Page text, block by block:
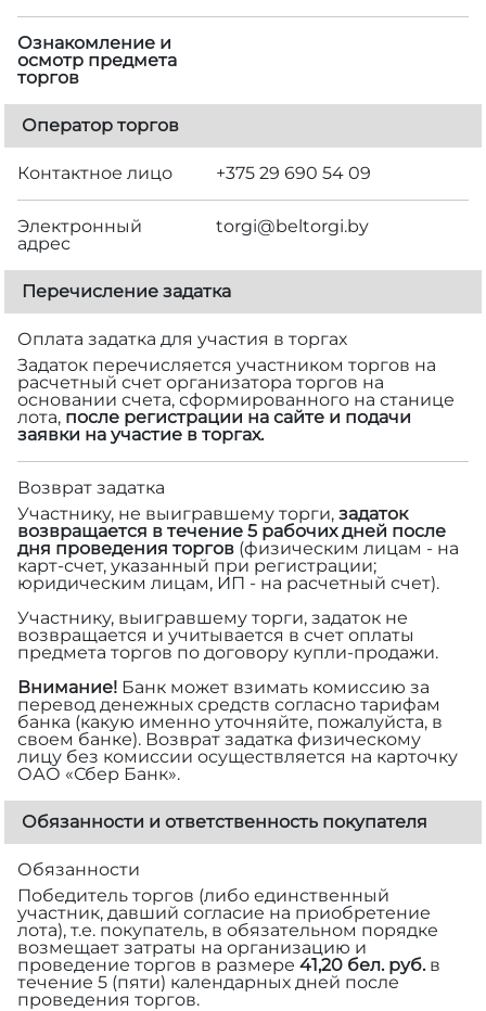
Ознакомление и
осмотр предмета
торгов
Оператор торгов
Контактное лицо +375 29 690 54 09
Электронный
адрес
torgi@beltorgi.by
Перечисление задатка
Оплата задатка для участия в торгах
Задаток перечисляется участником торгов на
расчетный счет организатора торгов на
основании счета, сформированного на станице
лота, после регистрации на сайте и подачи
заявки на участие в торгах.
Возврат задатка
Участнику, не выигравшему торги, задаток
возвращается в течение 5 рабочих дней после
дня проведения торгов (физическим лицам - на
карт-счет, указанный при регистрации;
юридическим лицам, ИП - на расчетный счет).
Участнику, выигравшему торги, задаток не
возвращается и учитывается в счет оплаты
предмета торгов по договору купли-продажи.
Внимание! Банк может взимать комиссию за
перевод денежных средств согласно тарифам
банка (какую именно уточняйте, пожалуйста, в
своем банке). Возврат задатка физическому
лицу без комиссии осуществляется на карточку
ОАО «Сбер Банк».
Обязанности и ответственность покупателя
Обязанности
Победитель торгов (либо единственный
участник, давший согласие на приобретение
лота), т.е. покупатель, в обязательном порядке
возмещает затраты на организацию и
проведение торгов в размере 41,20 бел. руб.в
течение 5 (пяти) календарных дней после
проведения торгов.